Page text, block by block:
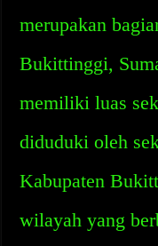
merupakan
Bukittinggi,
memiliki luas
diduduki oleh
Kabupaten
wilayah yang